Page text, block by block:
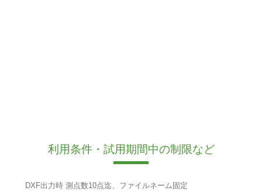
利用条件・試用期間中の制限など
DXF出力時 測点数10点迄、ファイルネーム固定